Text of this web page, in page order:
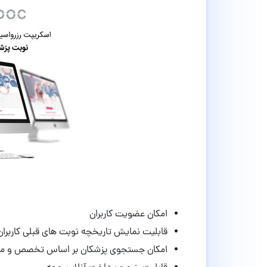
امکان عضویت کاربران
قابلیت نمایش تاریخچه نوبت های قبلی
امکان جستجوی پزشکان بر اساس تخصص و